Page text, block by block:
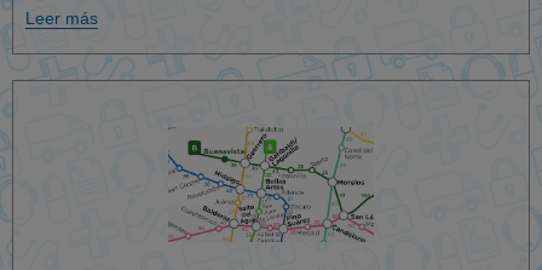
Leer más